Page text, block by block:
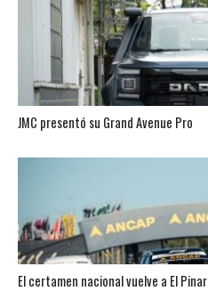
JMC presentó su Grand Avenue Pro
El certamen nacional vuelve a El Pinar